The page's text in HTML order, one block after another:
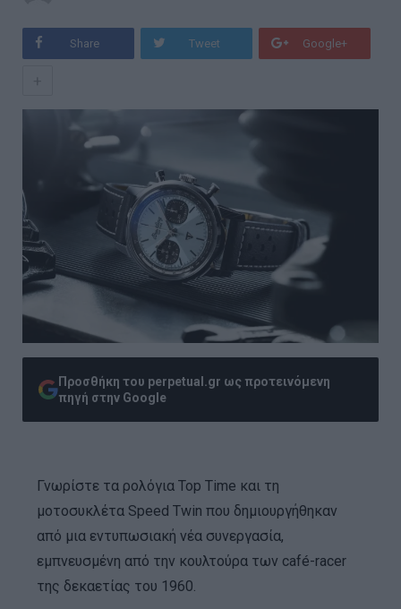
Share Tweet Google+
Προσθήκη του perpetual.gr ως προτεινόμενη
πηγή στην Google
Γνωρίστε τα ρολόγια Top Time και τη
μοτοσυκλέτα Speed Twin που δημιουργήθηκαν
από μια εντυπωσιακή νέα συνεργασία,
εμπνευσμένη από την κουλτούρα των café-racer
της δεκαετίας του 1960.